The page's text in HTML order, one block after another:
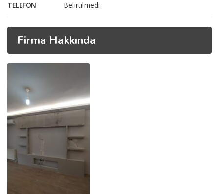
TELEFON Belirtilmedi
Firma Hakkında